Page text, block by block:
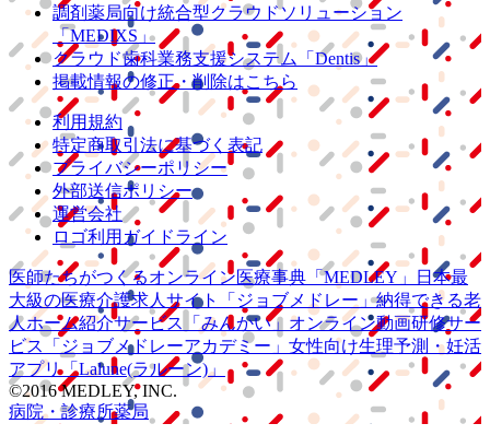
調剤薬局向け統合型クラウドソリューション
「MEDIXS」
クラウド歯科業務支援システム
「Dentis」
掲載情報の修正・削除はこちら
利用規約
特定商取引法に基づく表記
プライバシーポリシー
外部送信ポリシー
運営会社
ロゴ利用ガイドライン
医師たちがつくるオンライン医療事典 「MEDLEY」
日本最
大級の医療介護求人サイト 「ジョブメドレー」納得できる老
人ホーム紹介サービス
「みんかい」 オンライン動画研修サー
ビス
「ジョブメドレーアカデミー」 女性向け生理予測・妊活
アプリ「Lalune(ラルーン)」
©2016 MEDLEY, INC.
病院・診療所薬局